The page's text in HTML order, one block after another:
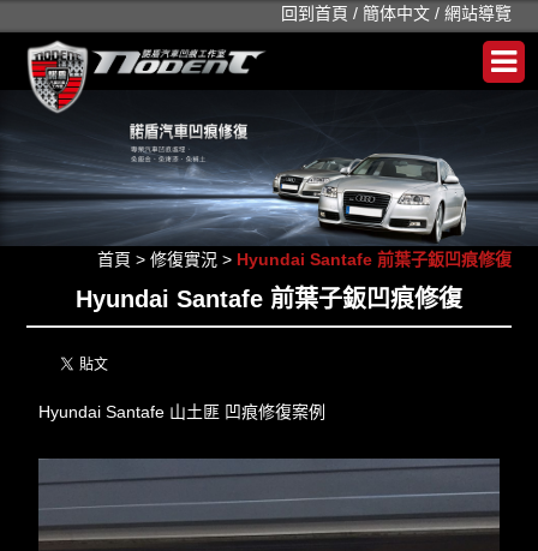
回到首頁 / 簡体中文/ 網站導覽
首頁 > 修復實況 > Hyundai Santafe 前葉子鈑凹痕修復
Hyundai Santafe 前葉子鈑凹痕修復
Hyundai Santafe 山土匪 凹痕修復案例